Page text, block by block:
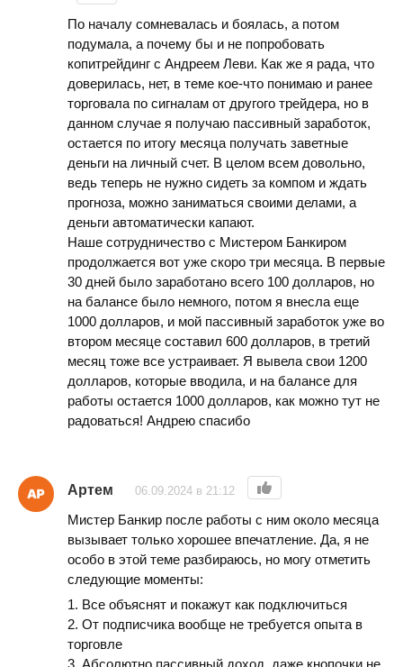
По началу сомневалась и боялась, а потом
подумала, а почему бы и не попробовать
копитрейдинг с Андреем Леви. Как же я рада, что
доверилась, нет, в теме кое-что понимаю и ранее
торговала по сигналам от другого трейдера, но в
данном случае я получаю пассивный заработок,
остается по итогу месяца получать заветные
деньги на личный счет. В целом всем довольно,
ведь теперь не нужно сидеть за компом и ждать
прогноза, можно заниматься своими делами, а
деньги автоматически капают.
Наше сотрудничество с Мистером Банкиром
продолжается вот уже скоро три месяца. В первые
30 дней было заработано всего 100 долларов, но
на балансе было немного, потом я внесла еще
1000 долларов, и мой пассивный заработок уже во
втором месяце составил 600 долларов, в третий
месяц тоже все устраивает. Я вывела свои 1200
долларов, которые вводила, и на балансе для
работы остается 1000 долларов, как можно тут не
радоваться! Андрею спасибо
Артем 06.09.2024 в 21:12
Мистер Банкир после работы с ним около месяца
вызывает только хорошее впечатление. Да, я не
особо в этой теме разбираюсь, но могу отметить
следующие моменты:
1. Все объяснят и покажут как подключиться
2. От подписчика вообще не требуется опыта в
торговле